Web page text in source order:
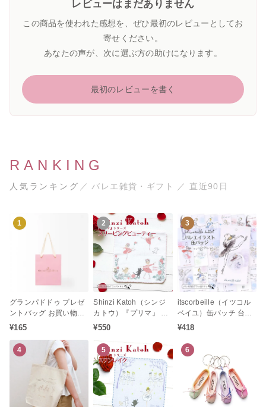
レビューはまだありません
この商品を使われた感想を、ぜひ最初のレビューとしてお
寄せください。
あなたの声が、次に選ぶ方の助けになります。
最初のレビューを書く
RANKING
人気ランキング ／ バレエ雑貨・ギフト ／ 直近90日
1
グランパドドゥ プレゼ
ントバッグ お買い物袋
（小） プレゼント手提
押し袋
¥165
2
Shinzi Katoh（シンジ
カトウ）『プリマ』 シ
リーズ スリーピングビ
フ バレエ柄 プレゼント
発表会
¥550
3
itscorbeille（イツコル
ベイユ）缶バッチ 台紙
付き（バレエステーシ
返し 発表会お返し 白鳥
の湖 眠れる森の美女 く
るみ割り人形 ドン・キ
ホーテ ジゼル）
¥418
4 5 6